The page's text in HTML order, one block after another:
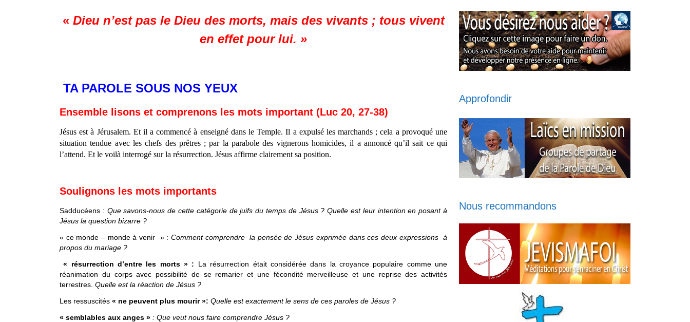
« Dieu n’est pas le Dieu des morts, mais des vivants ; tous vivent
en effet pour lui. »
TA PAROLE SOUS NOS YEUX
Ensemble lisons et comprenons les mots important (Luc 20, 27-38)
Jésus est à Jérusalem. Et il a commencé à enseigné dans le Temple. Il a expulsé les marchands ; cela a provoqué une
situation tendue avec les chefs des prêtres ; par la parabole des vignerons homicides, il a annoncé qu’il sait ce qui
l’attend. Et le voilà interrogé sur la résurrection. Jésus affirme clairement sa position.
Soulignons les mots importants
Sadducéens : Que savons-nous de cette catégorie de juifs du temps de Jésus ? Quelle est leur intention en posant à
Jésus la question bizarre ?
« ce monde – monde à venir » : Comment comprendre la pensée de Jésus exprimée dans ces deux expressions à
propos du mariage ?
« résurrection d’entre les morts » : La résurrection était considérée dans la croyance populaire comme une
réanimation du corps avec possibilité de se remarier et une fécondité merveilleuse et une reprise des activités
terrestres. Quelle est la réaction de Jésus ?
Les ressuscités « ne peuvent plus mourir »: Quelle est exactement le sens de ces paroles de Jésus ?
« semblables aux anges » : Que veut nous faire comprendre Jésus ?
Approfondir
Nous recommandons